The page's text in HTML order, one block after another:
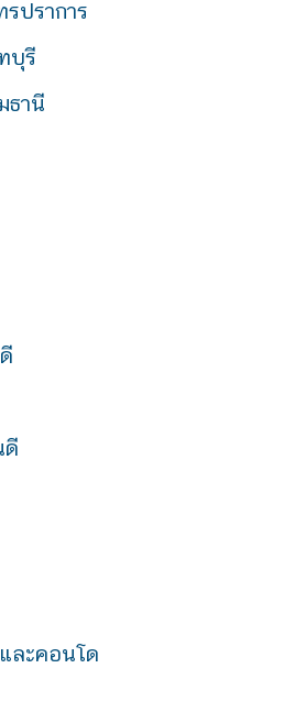
ปราการ
บุรี
ธานี
ดี
ละคอนโด